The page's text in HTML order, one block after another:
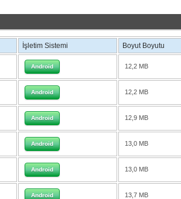
İşletim Sistemi Boyut Boyutu
Android 12,2 MB
Android 12,2 MB
Android 12,9 MB
Android 13,0 MB
Android 13,0 MB
Android 13,7 MB